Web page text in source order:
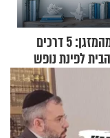
בלי לצאת מהמזגן: 5 דרכים
לפינת נופש